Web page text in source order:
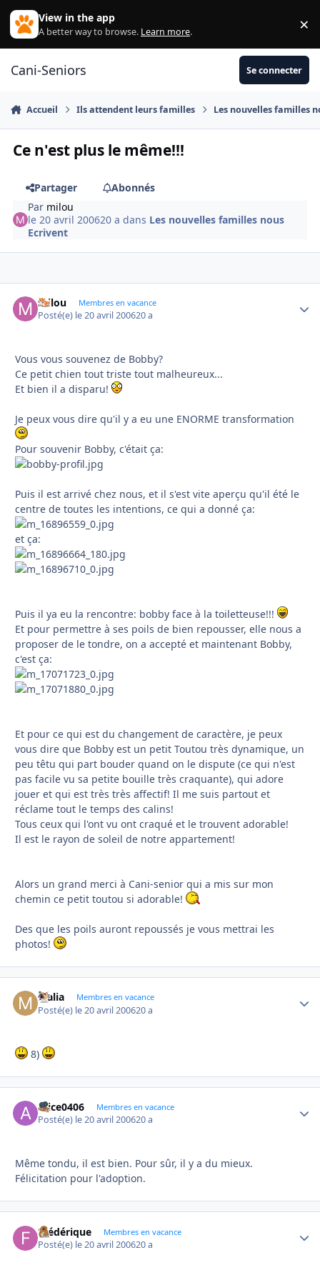
Aller au contenu
View in the app
A better way to browse. Learn more. ×
Cani-Seniors Se connecter
Accueil Ils attendent leurs familles Les nouvelles familles
Ce n'est plus le même!!!
Partager
Abonnés
Par milou
le 20 avril 200620 a dans Les nouvelles familles nous
Ecrivent
milou Membres en vacance
Posté(e) le 20 avril 200620 a
Vous vous souvenez de Bobby?
Ce petit chien tout triste tout malheureux...
Et bien il a disparu!
Je peux vous dire qu'il y a eu une ENORME transformation
Pour souvenir Bobby, c'était ça:
Puis il est arrivé chez nous, et il s'est vite aperçu qu'il été le
centre de toutes les intentions, ce qui a donné ça:
et ça:
Puis il ya eu la rencontre: bobby face à la toiletteuse!!!
Et pour permettre à ses poils de bien repousser, elle nous a
proposer de le tondre, on a accepté et maintenant Bobby,
c'est ça:
Et pour ce qui est du changement de caractère, je peux
vous dire que Bobby est un petit Toutou très dynamique, un
peu têtu qui part bouder quand on le dispute (ce qui n'est
pas facile vu sa petite bouille très craquante), qui adore
jouer et qui est très très affectif! Il me suis partout et
réclame tout le temps des calins!
Tous ceux qui l'ont vu ont craqué et le trouvent adorable!
Il est le rayon de soleil de notre appartement!
Alors un grand merci à Cani-senior qui a mis sur mon
chemin ce petit toutou si adorable!
Des que les poils auront repoussés je vous mettrai les
photos!
Malia Membres en vacance
Posté(e) le 20 avril 200620 a
8)
Alice0406 Membres en vacance
Posté(e) le 20 avril 200620 a
Même tondu, il est bien. Pour sûr, il y a du mieux.
Félicitation pour l'adoption.
Frédérique Membres en vacance
Posté(e) le 20 avril 200620 a